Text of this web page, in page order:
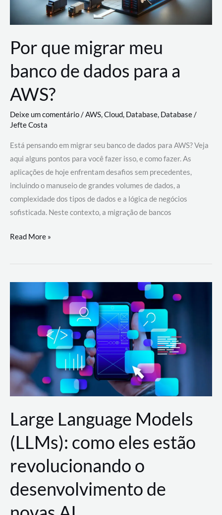
Por que migrar meu
banco de dados para a
AWS?
Deixe um comentário/AWS,Cloud, Database, Database/
Jefte Costa
Está pensando em migrar seu banco de dados para AWS? Veja
aqui alguns pontos para você fazer isso, e como fazer. As
aplicações de hoje enfrentam desafios sem precedentes,
incluindo o manuseio de grandes volumes de dados, a
complexidade dos tipos de dados e a lógica de negócios
sofisticada. Neste contexto, a migração de bancos
Por
migrar
de
a
AWS?
Read More »
Large Language Models
(LLMs): como eles estão
revolucionando o
desenvolvimento de